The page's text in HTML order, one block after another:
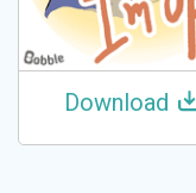
Download